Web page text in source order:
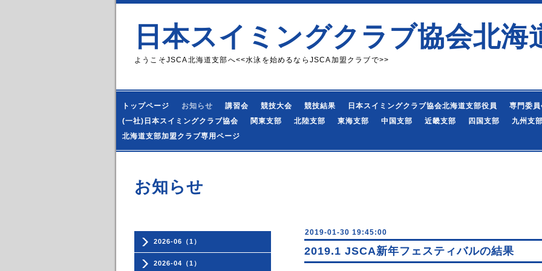
日本スイミングクラブ協会北海
ようこそJSCA北海道支部へ<<水泳を始めるならJSCA加盟クラブで>>
トップページ お知らせ 講習会 競技大会 競技結果 日本スイミングクラブ協会北海道支部役員
専門委
(一社)日本スイミングクラブ協会
関東支部 北陸支部 東海支部 中国支部 近畿支部 四国支部
九州支
北海道支部加盟クラブ専用ページ
2026-06（1）
2026-04（1）
お知らせ
2019-01-30 19:45:00
2019.1 JSCA新年フェスティバルの結果